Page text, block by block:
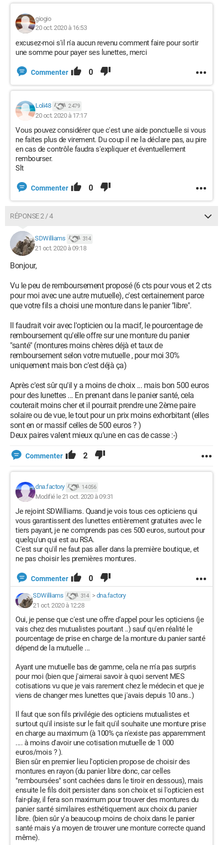
giogio
20 oct. 2020 à 16:53
excusez-moi s'il n'a aucun revenu comment faire pour sortir
une somme pour payer ses lunettes, merci
Commenter 0
Loli48 2 479
20 oct. 2020 à 17:17
Vous pouvez considérer que c'est une aide ponctuelle si vous
ne faites plus de virement. Du coup il ne la déclare pas, au pire
en cas de contrôle faudra s'expliquer et éventuellement
rembourser.
Slt
Commenter 0
RÉPONSE 2 / 4
SDWilliams 314
21 oct. 2020 à 09:18
Bonjour,
Vu le peu de remboursement proposé (6 cts pour vous et 2 cts
pour moi avec une autre mutuelle), c'est certainement parce
que votre fils a choisi une monture dans le panier "libre".
Il faudrait voir avec l'opticien ou la macif, le pourcentage de
remboursement qu'elle offre sur une monture du panier
"santé" (montures moins chères déjà et taux de
remboursement selon votre mutuelle , pour moi 30%
uniquement mais bon c'est déjà ça)
Après c'est sûr qu'il y a moins de choix ... mais bon 500 euros
pour des lunettes ... En prenant dans le panier santé, cela
couterait moins cher et il pourrait prendre une 2ème paire
solaire ou de vue, le tout pour un prix moins exhorbitant (elles
sont en or massif celles de 500 euros ? )
Deux paires valent mieux qu'une en cas de casse :-)
Commenter 2
dna.factory 14 056
Modifié le 21 oct. 2020 à 09:31
Je rejoint SDWilliams. Quand je vois tous ces opticiens qui
vous garantissent des lunettes entièrement gratuites avec le
tiers payant, je ne comprends pas ces 500 euros, surtout pour
quelqu'un qui est au RSA.
C'est sur qu'il ne faut pas aller dans la première boutique, et
ne pas choisir les premières montures.
Commenter 0
SDWilliams 314 > dna.factory
21 oct. 2020 à 12:28
Oui, je pense que c'est une offre d'appel pour les opticiens (je
vais chez des mutualistes pourtant ..) sauf qu'en réalité le
pourcentage de prise en charge de la monture du panier santé
dépend de la mutuelle ...
Ayant une mutuelle bas de gamme, cela ne m'a pas surpris
pour moi (bien que j'aimerai savoir à quoi servent MES
cotisations vu que je vais rarement chez le médecin et que je
viens de changer mes lunettes que j'avais depuis 10 ans..)
Il faut que son fils privilégie des opticiens mutualistes et
surtout qu'il insiste sur le fait qu'il souhaite une monture prise
en charge au maximum (à 100% ça n'existe pas apparemment
.... à moins d'avoir une cotisation mutuelle de 1 000
euros/mois ? ).
Bien sûr en premier lieu l'opticien propose de choisir des
montures en rayon (du panier libre donc, car celles
"remboursées" sont cachées dans le tiroir en dessous), mais
ensuite le fils doit persister dans son choix et si l'opticien est
fair-play, il fera son maximum pour trouver des montures du
panier santé similaires esthétiquement aux choix du panier
libre. (bien sûr y'a beaucoup moins de choix dans le panier
santé mais y'a moyen de trouver une monture correcte quand
même).